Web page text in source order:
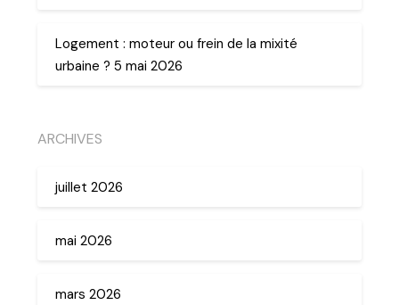
Logement : moteur ou frein de la mixité
urbaine ? 5 mai 2026
ARCHIVES
juillet 2026
mai 2026
mars 2026